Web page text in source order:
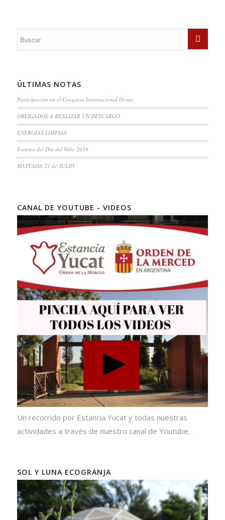
ÚLTIMAS NOTAS
Participación en el Congreso Internacional Ovino
OBLIGADOS A REALIZAR UN DESCARGO
ENERGÍAS LIMPIAS
Festejos del Día del Niño 2019
MATEADA 21 de JULIO
CANAL DE YOUTUBE - VIDEOS
Un recorrido por Estancia Yucat y todas nuestras
actividades a través de nuestro canal de Youtube.
SOL Y LUNA ECOGRANJA